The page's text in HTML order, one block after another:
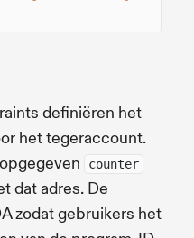
definiëren het
het tegeraccount.
counter
dat adres. De
zodat gebruikers het